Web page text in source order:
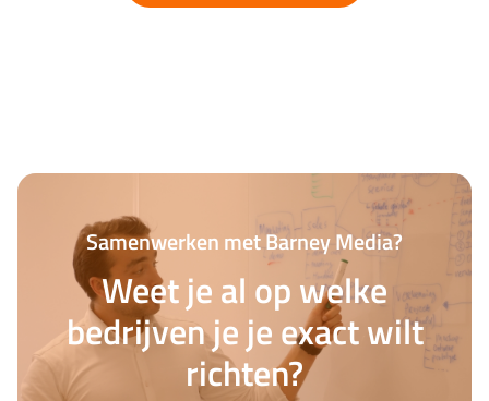
Samenwerken met Barney Media?
Weet je al op welke
bedrijven je je exact wilt
richten?